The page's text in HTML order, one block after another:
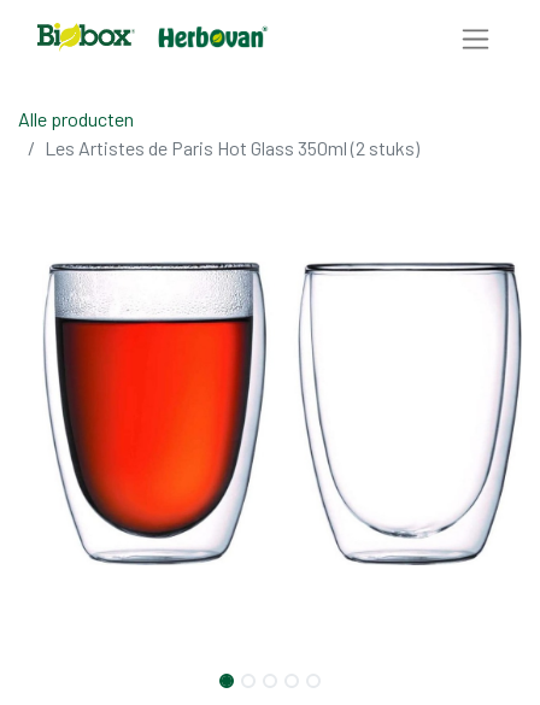
Alle producten
Les Artistes de Paris Hot Glass 350ml (2 stuks)